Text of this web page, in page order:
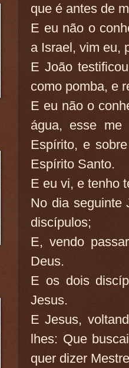
que é antes de
E eu não o
a Israel, vim eu,
E João
como pomba, e
E eu não o
água, esse me
Espírito, e
Espírito Santo.
E eu vi, e tenho
No dia seguinte
discípulos;
E, vendo
Deus.
E os dois
Jesus.
E Jesus,
lhes: Que
quer dizer